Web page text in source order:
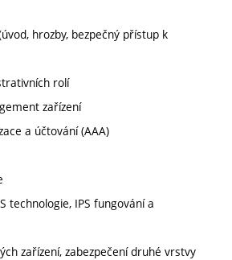
hrozby, bezpečný přístup k
rolí
zařízení
a účtování (AAA)
technologie, IPS fungování a
zařízení, zabezpečení druhé vrstvy